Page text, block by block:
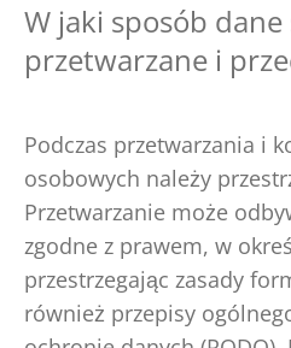
W jaki sposób
przetwarzane i
Podczas przetwarzania i
osobowych należy
Przetwarzanie może
zgodne z prawem, w
przestrzegając zasady
również przepisy